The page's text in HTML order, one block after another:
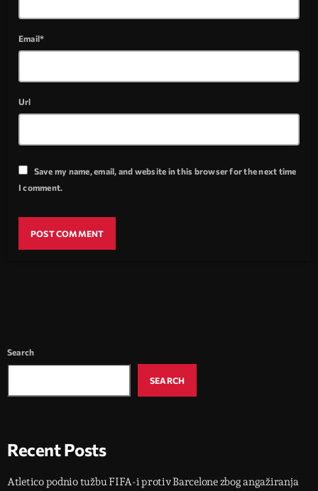
Email*
Url
Save my name, email, and website in this browser for the next time
I comment.
Search
SEARCH
Recent Posts
Atletico podnio tužbu FIFA-i protiv Barcelone zbog angažiranja